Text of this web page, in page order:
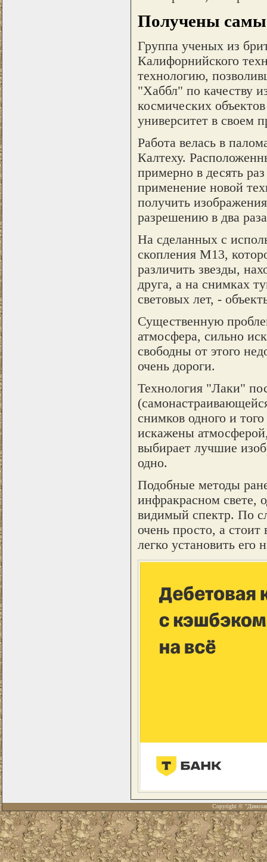
Получены
Группа ученых из
Калифорнийского
технологию,
"Хаббл" по качеству
космических
университет в своем
Работа велась в
Калтеху.
примерно в десять
применение новой
получить
разрешению в два
На сделанных с
скопления M13,
различить звезды,
друга, а на снимках
световых лет, -
Существенную
атмосфера, сильно
свободны от этого
очень дороги.
Технология "Лаки"
снимков одного и
искажены
выбирает лучшие
одно.
Подобные методы
инфракрасном свете,
видимый спектр. По
очень просто, а
легко установить
Copyright ©